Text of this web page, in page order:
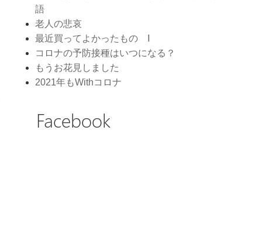
語
老人の悲哀
最近買ってよかったもの Ⅰ
コロナの予防接種はいつになる？
もうお花見しました
2021年もWithコロナ
Facebook